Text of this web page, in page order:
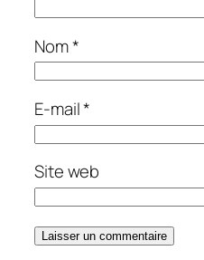
Nom*
E-mail*
Site web